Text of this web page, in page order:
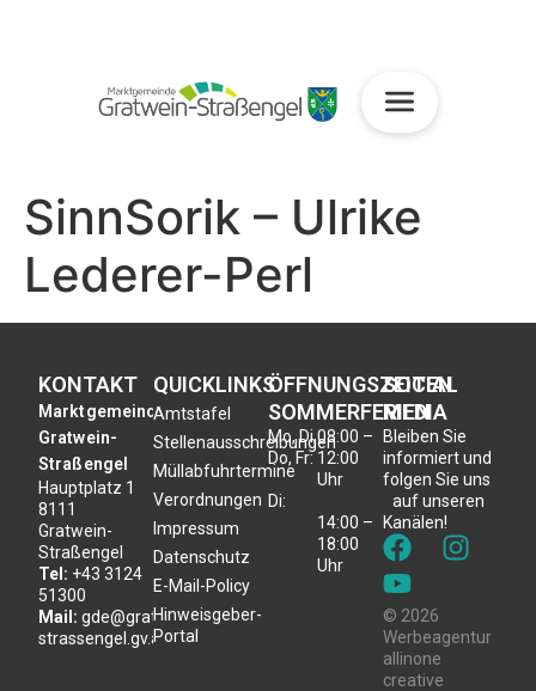
SinnSorik – Ulrike
Lederer-Perl
KONTAKT
Marktgemeinde
Gratwein-
Straßengel
Hauptplatz 1
8111
Gratwein-
Straßengel
Tel: +43 3124
51300
Mail: gde@gratwein-
strassengel.gv.at
QUICKLINKS
Amtstafel
Stellenausschreibungen
Müllabfuhrtermine
Verordnungen
Impressum
Datenschutz
E-Mail-Policy
Hinweisgeber-
Portal
ÖFFNUNGSZEITEN
SOMMERFERIEN
Mo, Di,
Do, Fr:
Di:
08:00 –
12:00
Uhr
14:00 –
18:00
Uhr
SOCIAL
MEDIA
Bleiben Sie
informiert und
folgen Sie uns
auf unseren
Kanälen!
© 2026
Werbeagentur
allinone
creative